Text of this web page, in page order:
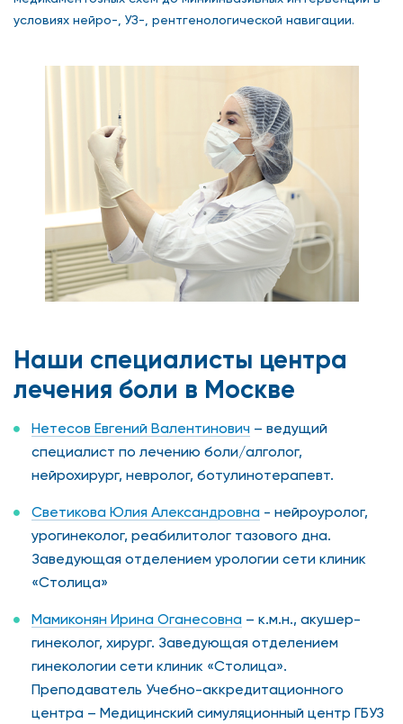
условиях нейро-, УЗ-, рентгенологической навигации.
Наши специалисты центра
лечения боли в Москве
Нетесов Евгений Валентинович – ведущий
специалист по лечению боли/алголог,
нейрохирург, невролог, ботулинотерапевт.
Светикова Юлия Александровна - нейроуролог,
урогинеколог, реабилитолог тазового дна.
Заведующая отделением урологии сети клиник
«Столица»
Мамиконян Ирина Оганесовна – к.м.н., акушер-
гинеколог, хирург. Заведующая отделением
гинекологии сети клиник «Столица».
Преподаватель Учебно-аккредитационного
центра – Медицинский симуляционный центр ГБУЗ